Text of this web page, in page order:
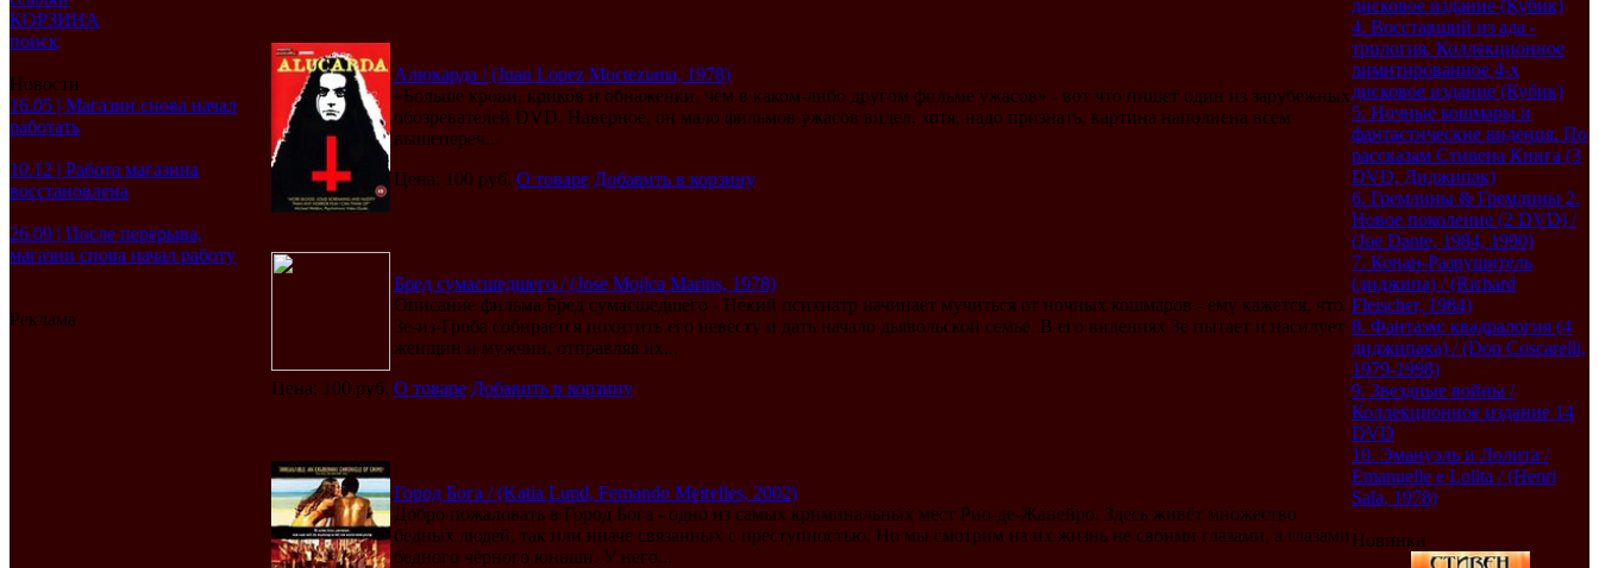
КОРЗИНА
поиск
Новости
16.05 | Магазин снова начал
работать
10.12 | Работа магазина
восстановлена
26.09 | После перерыва,
магазин снова начал работу
Реклама
Алюкарда / (Juan Lopez Moctezuma, 1978)
«Больше крови, криков и обнаженки, чем в каком-либо другом фильме ужасов» - вот что пишет один из зарубежных
обозревателей DVD. Наверное, он мало фильмов ужасов видел, хотя, надо признать, картина наполнена всем
вышепереч...
Цена: 100 руб. О товаре Добавить в корзину
Бред сумасшедшего / (Jose Mojica Marins, 1978)
Описание фильма Бред сумасшедшего - Некий психиатр начинает мучиться от ночных кошмаров - ему кажется, что
Зе-из-Гроба собирается похитить его невесту и дать начало дьявольской семье. В его видениях Зе пытает и насилует
женщин и мужчин, отправляя их...
Цена: 100 руб. О товаре Добавить в корзину
Город Бога / (Katia Lund, Fernando Meirelles, 2002)
Добро пожаловать в Город Бога - одно из самых криминальных мест Рио-де-Жанейро. Здесь живёт множество
бедных людей, так или иначе связанных с преступностью. Но мы смотрим на их жизнь не своими глазами, а глазами
бедного чёрного юноши. У него...
дисковое издание (Кубик)
4. Восставший из ада -
трилогия. Коллекционное
лимитированное 4-х
дисковое издание (Кубик)
5. Ночные кошмары и
фантастические видения. По
рассказам Стивена Кинга (3
DVD, Диджипак)
6. Гремлины & Гремлины 2.
Новое поколение (2 DVD) /
(Joe Dante, 1984, 1990)
7. Конан-Разрушитель
(диджипа) / (Richard
Fleischer, 1984)
8. Фантазм: квадралогия (4
диджипака) / (Don Coscarelli,
1979-1998)
9. Звездные войны /
Коллекционное издание 14
DVD
10. Эмануэль и Лолита /
Emanuelle e Lolita / (Henri
Sala, 1978)
Новинки